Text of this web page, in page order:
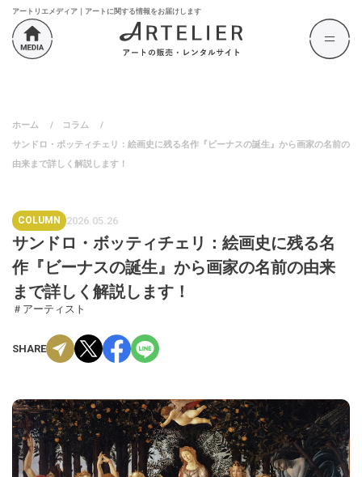
アートリエメディア｜アートに関する情報をお届けします
ホーム / コラム /
サンドロ・ボッティチェリ：絵画史に残る名作『ビーナスの誕生』から画家の名前の
由来まで詳しく解説します！
COLUMN 2026.05.26
サンドロ・ボッティチェリ：絵画史に残る名
作『ビーナスの誕生』から画家の名前の由来
まで詳しく解説します！
＃アーティスト
SHARE